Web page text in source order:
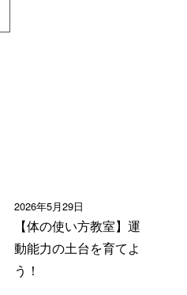
2026年5月29日
【体の使い方教室】運
動能力の土台を育てよ
う！